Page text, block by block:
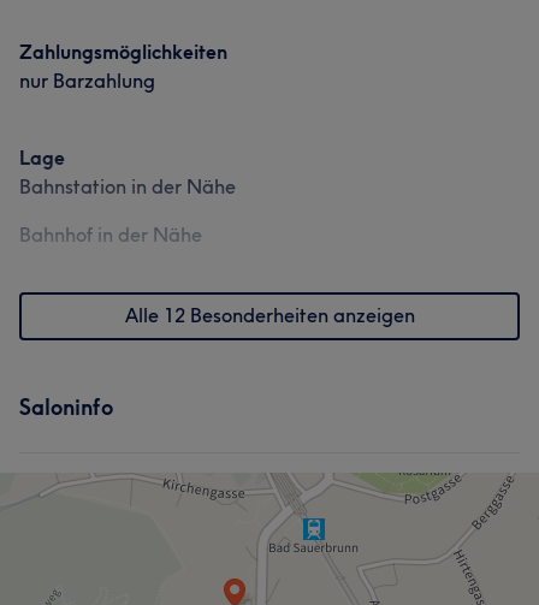
Zahlungsmöglichkeiten
nur Barzahlung
Lage
Bahnstation in der Nähe
Bahnhof in der Nähe
Alle 12 Besonderheiten anzeigen
Saloninfo